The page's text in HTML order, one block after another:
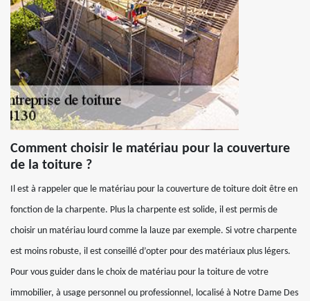
Comment choisir le matériau pour la couverture
de la toiture ?
Il est à rappeler que le matériau pour la couverture de toiture doit être en
fonction de la charpente. Plus la charpente est solide, il est permis de
choisir un matériau lourd comme la lauze par exemple. Si votre charpente
est moins robuste, il est conseillé d’opter pour des matériaux plus légers.
Pour vous guider dans le choix de matériau pour la toiture de votre
immobilier, à usage personnel ou professionnel, localisé à Notre Dame Des